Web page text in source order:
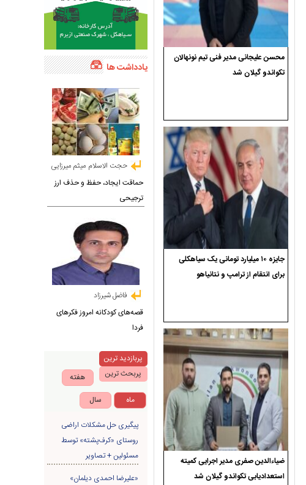
محسن علیجانی مدیر فنی تیم نونهالان
تکواندو گیلان شد
جایزه ۱۰ میلیارد تومانی یک سیاهکلی
برای انتقام از ترامپ و نتانیاهو
ضیاءالدین صفری مدیر اجرایی کمیته
استعدادیابی تکواندو گیلان شد
یادداشت ها
حجت الاسلام میثم میرزایی
حماقت ایجاد، حفظ و حذف ارز
ترجیحی
فاضل شیرزاد
قصه‌های کودکانه امروز فکرهای
فردا
پربازدید ترین
پربحث ترین
هفته
ماه
سال
پیگیری حل مشکلات اراضی
روستای «کرف‌پشته» توسط
مسئولین + تصاویر
«علیرضا احمدی دیلمان»